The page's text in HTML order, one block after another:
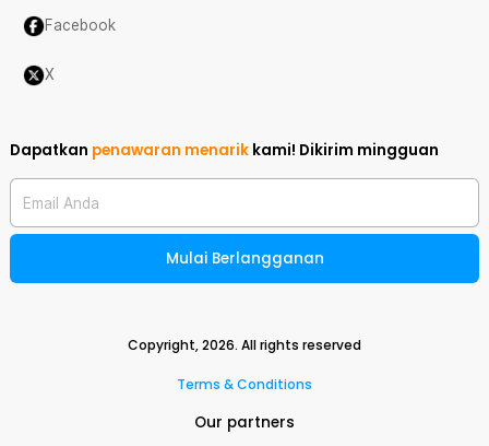
Facebook
X
Dapatkan penawaran menarik kami! Dikirim mingguan
Email Anda
Mulai Berlangganan
Copyright,2026. All rights reserved
Terms & Conditions
Our partners